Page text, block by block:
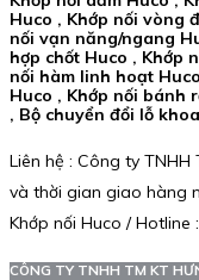
Huco , Khớp nối vòng
nối vạn năng/ngang
hợp chốt Huco , Khớp
nối hàm linh hoạt
Huco , Khớp nối bánh
, Bộ chuyển đổi lỗ
Liên hệ : Công ty
và thời gian giao hàng
Khớp nối Huco / Hotline
CÔNG TY TNHH TM KT